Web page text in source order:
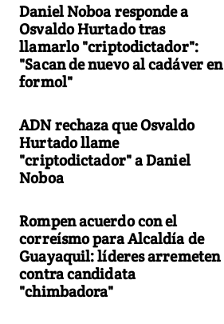
Daniel Noboa responde a
Osvaldo Hurtado tras
llamarlo "criptodictador":
"Sacan de nuevo al cadáver en
formol"
ADN rechaza que Osvaldo
Hurtado llame
"criptodictador" a Daniel
Noboa
Rompen acuerdo con el
correísmo para Alcaldía de
Guayaquil: líderes arremeten
contra candidata
"chimbadora"